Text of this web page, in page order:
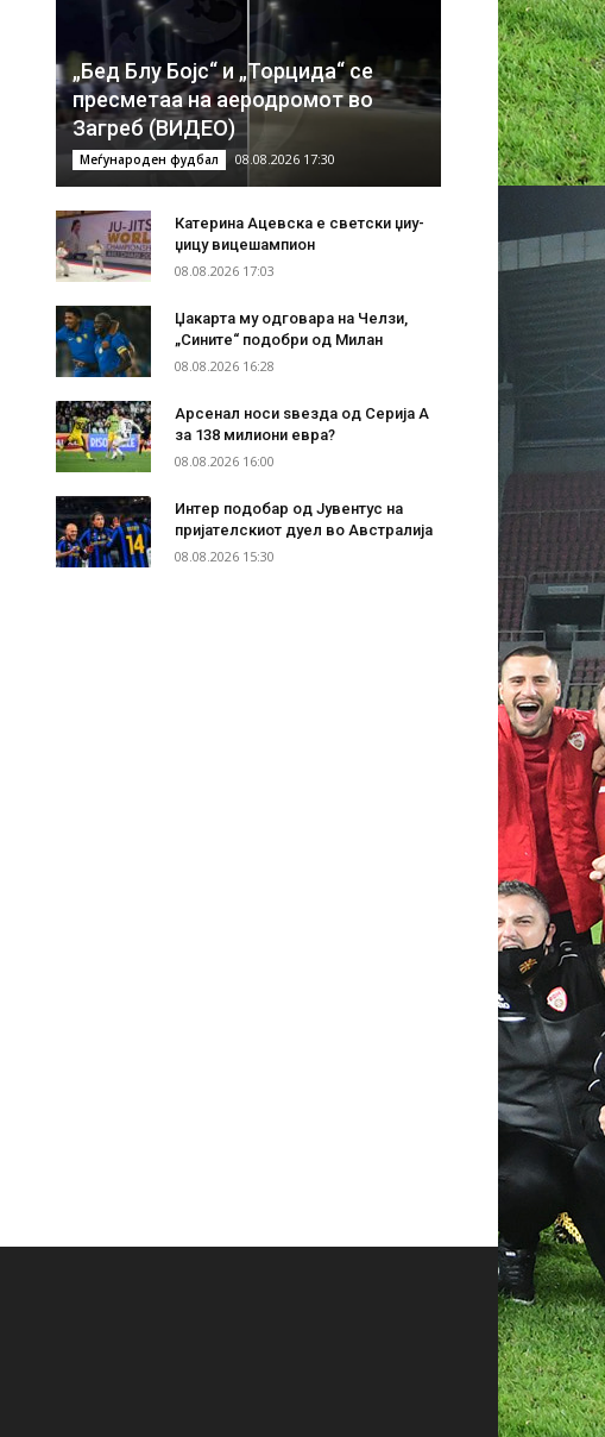
„Бед Блу Бојс“ и „Торцида“ се
пресметаа на аеродромот во
Загреб (ВИДЕО)
Меѓународен фудбал 08.08.2026 17:30
Катерина Ацевска е светски џиу-
џицу вицешампион
08.08.2026 17:03
Џакарта му одговара на Челзи,
„Сините“ подобри од Милан
08.08.2026 16:28
Арсенал носи ѕвезда од Серија А
за 138 милиони евра?
08.08.2026 16:00
Интер подобар од Јувентус на
пријателскиот дуел во Австралија
08.08.2026 15:30